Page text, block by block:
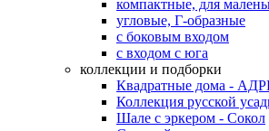
компактные, для
угловые, Г-образные
с боковым входом
с входом с юга
коллекции и подборки
Квадратные дома -
Коллекция русской
Шале с эркером - Сокол